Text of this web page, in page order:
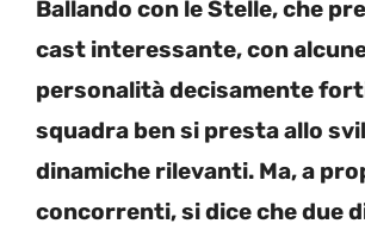
Ballando con le Stelle, che
cast interessante, con
personalità decisamente
squadra ben si presta allo
dinamiche rilevanti. Ma, a
concorrenti, si dice che due